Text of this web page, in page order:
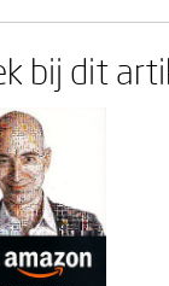
bij dit